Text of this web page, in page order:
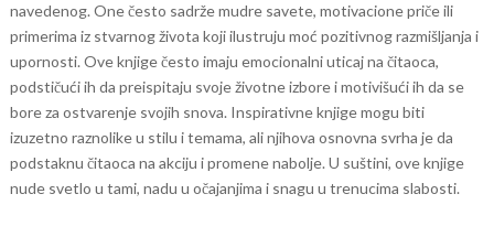
navedenog. One često sadrže mudre savete, motivacione priče ili
primerima iz stvarnog života koji ilustruju moć pozitivnog razmišljanja i
upornosti. Ove knjige često imaju emocionalni uticaj na čitaoca,
podstičući ih da preispitaju svoje životne izbore i motivišući ih da se
bore za ostvarenje svojih snova. Inspirativne knjige mogu biti
izuzetno raznolike u stilu i temama, ali njihova osnovna svrha je da
podstaknu čitaoca na akciju i promene nabolje. U suštini, ove knjige
nude svetlo u tami, nadu u očajanjima i snagu u trenucima slabosti.